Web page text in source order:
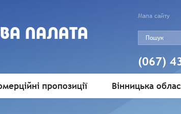
ПАЛАТА
Мапа сайту
(067)
пропозиції Вінницька